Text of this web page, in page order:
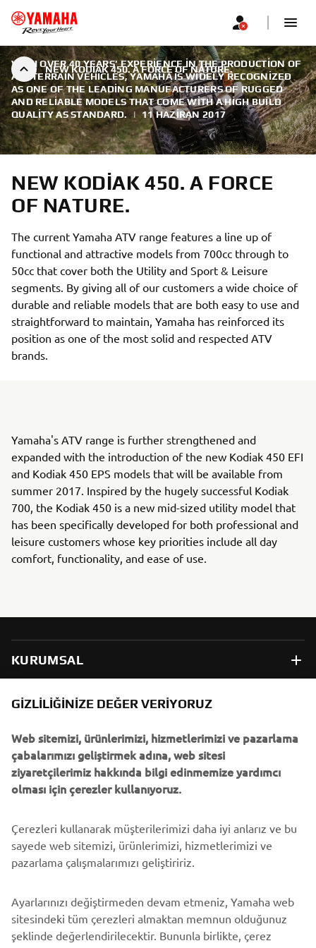
NEW KODIAK 450. A FORCE OF NATURE.
WITH OVER 40 YEARS' EXPERIENCE IN THE PRODUCTION OF
ALL TERRAIN VEHICLES, YAMAHA IS WIDELY RECOGNIZED
AS ONE OF THE LEADING MANUFACTURERS OF RUGGED
AND RELIABLE MODELS THAT COME WITH A HIGH BUILD
QUALITY AS STANDARD.
| 11 HAZIRAN 2017
NEW KODIAK 450. A FORCE
OF NATURE.
The current Yamaha ATV range features a line up of
functional and attractive models from 700cc through to
50cc that cover both the Utility and Sport & Leisure
segments. By giving all of our customers a wide choice of
durable and reliable models that are both easy to use and
straightforward to maintain, Yamaha has reinforced its
position as one of the most solid and respected ATV
brands.
Yamaha's ATV range is further strengthened and
expanded with the introduction of the new Kodiak 450 EFI
and Kodiak 450 EPS models that will be available from
summer 2017. Inspired by the hugely successful Kodiak
700, the Kodiak 450 is a new mid-sized utility model that
has been specifically developed for both professional and
leisure customers whose key priorities include all day
comfort, functionality, and ease of use.
KURUMSAL
B2B
DAHA FAZLA YAMAHA
DESTEK
BÜLTEN
En son fırsatları, özel etkinlikleri, yeni çıkan ürünleri ve daha
fazlasını ilk öğrenen siz olun
ABONE OL
GIZLILIĞINIZE DEĞER VERIYORUZ
Web sitemizi, ürünlerimizi, hizmetlerimizi ve pazarlama
çabalarımızı geliştirmek adına, web sitesi
ziyaretçilerimiz hakkında bilgi edinmemize yardımcı
olması için çerezler kullanıyoruz.
Çerezleri kullanarak müşterilerimizi daha iyi anlarız ve bu
sayede web sitemizi, ürünlerimizi, hizmetlerimizi ve
pazarlama çalışmalarımızı geliştiririz.
Ayarlarınızı değiştirmeden devam etmeniz, Yamaha web
sitesindeki tüm çerezleri almaktan memnun olduğunuz
şeklinde değerlendirilecektir. Bununla birlikte, çerez